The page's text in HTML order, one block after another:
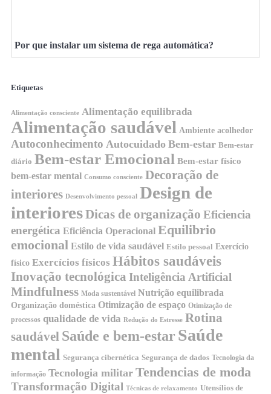
Por que instalar um sistema de rega automática?
Etiquetas
Alimentação consciente Alimentação equilibrada
Alimentação saudável Ambiente acolhedor
Autoconhecimento Autocuidado Bem-estar Bem-estar
diário Bem-estar Emocional Bem-estar físico
bem-estar mental Consumo consciente Decoração de
interiores Desenvolvimento pessoal
Design de
interioresDicas de organização Eficiencia
energética Eficiência Operacional Equilibrio
emocional Estilo de vida saudável Estilo pessoal Exercício
físico Exercícios físicos Hábitos saudáveis
Inovação tecnológica Inteligência Artificial
Mindfulness Moda sustentável Nutrição equilibrada
Organização doméstica Otimização de espaço Otimização de
processos qualidade de vida Redução do Estresse Rotina
saudável Saúde e bem-estar Saúde
mental Segurança cibernética Segurança de dados Tecnologia da
informação Tecnologia militar Tendencias de moda
Transformação Digital Técnicas de relaxamento Utensílios de